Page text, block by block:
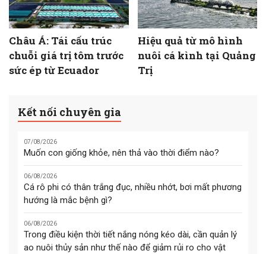
Châu Á: Tái cấu trúc
chuỗi giá trị tôm trước
sức ép từ Ecuador
Hiệu quả từ mô hình
nuôi cá kình tại Quảng
Trị
Kết nối chuyên gia
07/08/2026
Muốn con giống khỏe, nên thả vào thời điểm nào?
06/08/2026
Cá rô phi có thân trắng đục, nhiều nhớt, bơi mất phương
hướng là mắc bệnh gì?
06/08/2026
Trong điều kiện thời tiết nắng nóng kéo dài, cần quản lý
ao nuôi thủy sản như thế nào để giảm rủi ro cho vật